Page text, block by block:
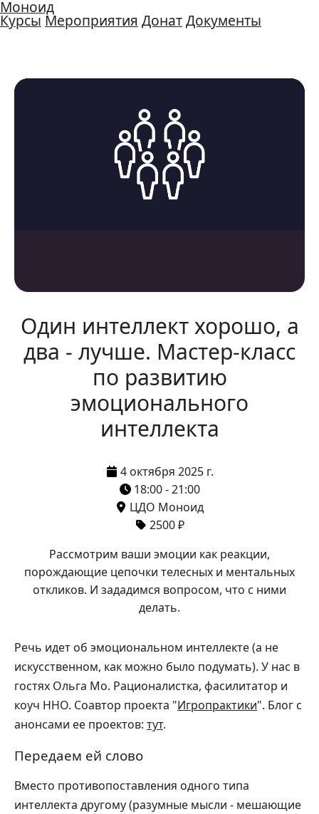
Моноид
Курсы Мероприятия ДонатДокументы
Один интеллект хорошо, а
два - лучше. Мастер-класс
по развитию
эмоционального
интеллекта
4 октября 2025 г.
18:00 - 21:00
ЦДО Моноид
2500 ₽
Рассмотрим ваши эмоции как реакции,
порождающие цепочки телесных и ментальных
откликов. И зададимся вопросом, что с ними
делать.
Речь идет об эмоциональном интеллекте (а не
искусственном, как можно было подумать). У нас в
гостях Ольга Мо. Рационалистка, фасилитатор и
коуч ННО. Соавтор проекта "Игропрактики". Блог с
анонсами ее проектов: тут.
Передаем ей слово
Вместо противопоставления одного типа
интеллекта другому (разумные мысли - мешающие